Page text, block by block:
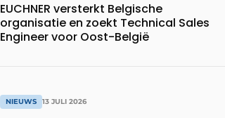
EUCHNER versterkt Belgische
organisatie en zoekt Technical Sales
Engineer voor Oost-België
NIEUWS 13 JULI 2026